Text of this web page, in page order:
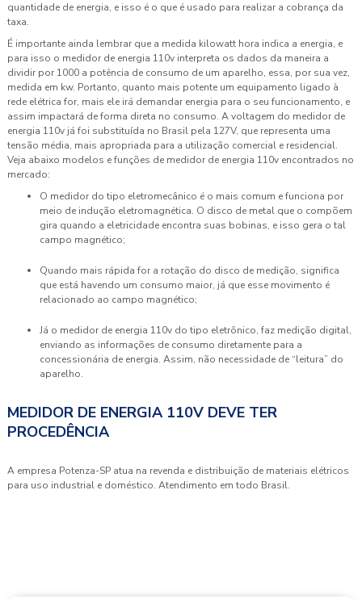
quantidade de energia, e isso é o que é usado para realizar a cobrança da
taxa.
É importante ainda lembrar que a medida kilowatt hora indica a energia, e
para isso o medidor de energia 110v interpreta os dados da maneira a
dividir por 1000 a potência de consumo de um aparelho, essa, por sua vez,
medida em kw. Portanto, quanto mais potente um equipamento ligado à
rede elétrica for, mais ele irá demandar energia para o seu funcionamento, e
assim impactará de forma direta no consumo. A voltagem do medidor de
energia 110v já foi substituída no Brasil pela 127V, que representa uma
tensão média, mais apropriada para a utilização comercial e residencial.
Veja abaixo modelos e funções de medidor de energia 110v encontrados no
mercado:
O medidor do tipo eletromecânico é o mais comum e funciona por
meio de indução eletromagnética. O disco de metal que o compõem
gira quando a eletricidade encontra suas bobinas, e isso gera o tal
campo magnético;
Quando mais rápida for a rotação do disco de medição, significa
que está havendo um consumo maior, já que esse movimento é
relacionado ao campo magnético;
Já o medidor de energia 110v do tipo eletrônico, faz medição digital,
enviando as informações de consumo diretamente para a
concessionária de energia. Assim, não necessidade de “leitura” do
aparelho.
MEDIDOR DE ENERGIA 110V DEVE TER
PROCEDÊNCIA
A empresa Potenza-SP atua na revenda e distribuição de materiais elétricos
para uso industrial e doméstico. Atendimento em todo Brasil.